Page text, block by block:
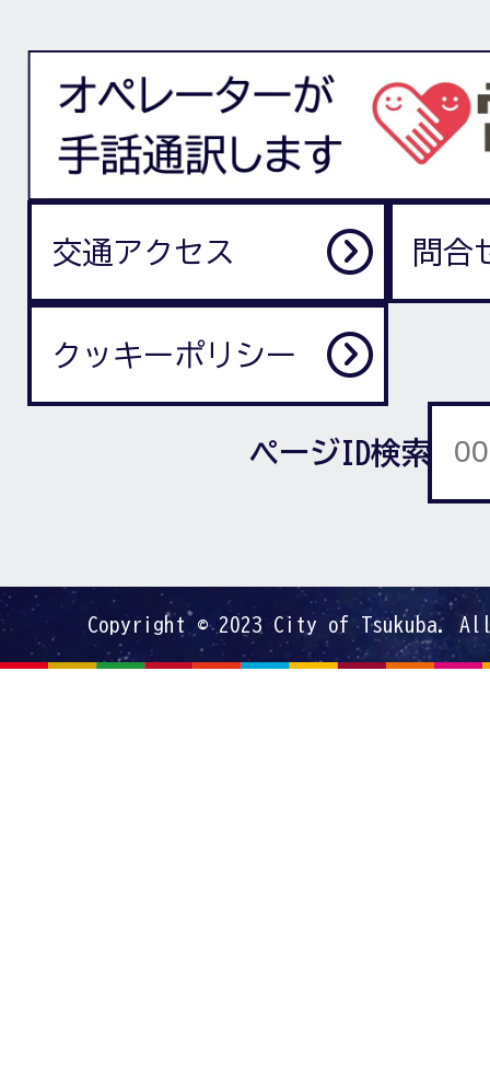
交通アクセス 問合
クッキーポリシー
ページID検索
Copyright © 2023 City of Tsukuba.